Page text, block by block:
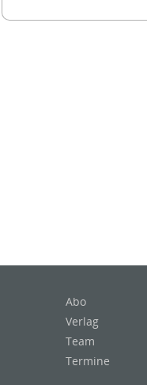
Abo
Verlag
Team
Termine